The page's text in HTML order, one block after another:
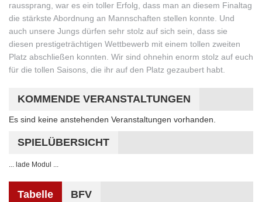
raussprang, war es ein toller Erfolg, dass man an diesem Finaltag
die stärkste Abordnung an Mannschaften stellen konnte. Und
auch unsere Jungs dürfen sehr stolz auf sich sein, dass sie
diesen prestigeträchtigen Wettbewerb mit einem tollen zweiten
Platz abschließen konnten. Wir sind ohnehin enorm stolz auf euch
für die tollen Saisons, die ihr auf den Platz gezaubert habt.
KOMMENDE VERANSTALTUNGEN
Hinweis
Es sind keine anstehenden Veranstaltungen vorhanden.
SPIELÜBERSICHT
... lade Modul ...
Tabelle BFV